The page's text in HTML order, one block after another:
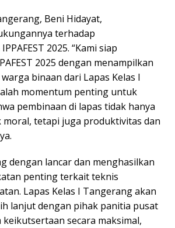
Beni Hidayat,
terhadap
2025. “Kami siap
2025 dengan menampilkan
binaan dari Lapas Kelas I
momentum penting untuk
pembinaan di lapas tidak hanya
moral, tetapi juga produktivitas dan
dengan lancar dan menghasilkan
penting terkait teknis
Lapas Kelas I Tangerang akan
lanjut dengan pihak panitia pusat
secara maksimal,